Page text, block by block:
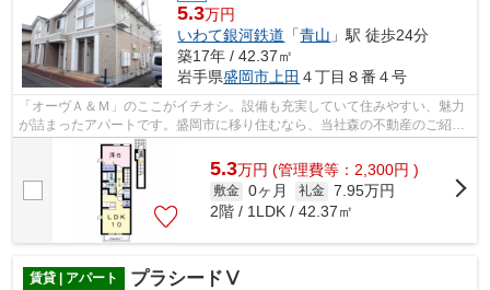
5.3万円
いわて銀河鉄道 「青山 」駅 徒歩24分
築17年 / 42.37㎡
岩手県盛岡市 上田 ４丁目８番４号
「オーヴＡ＆Ｍ」のここがイチオシ。設備も充実していて住みやすい、魅力
が詰まったアパートです。盛岡市に移り住むなら、当社森の不動産のご紹介
する物件からどうぞ。お問い合わせは0...
5.3万円 (管理費等：2,300円 )
敷金 0ヶ月 礼金 7.95万円
2階 / 1LDK / 42.37㎡
賃貸 | アパート プラシードⅤ